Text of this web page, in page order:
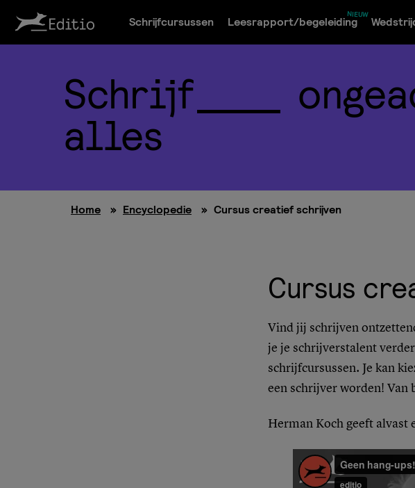
Schrijfcursussen Leesrapport/begeleiding
Schrijf
alles
Home » Encyclopedie » Cursus creatief schrijven
Cursus
Vind jij schrijven
je je schrijverstalent
schrijfcursussen. Je kan
een schrijver worden! Van
Herman Koch geeft alvast